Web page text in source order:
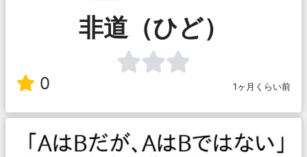
非道（ひど）
0 1ヶ月くらい前